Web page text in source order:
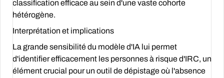
classification efficace au sein d'une vaste cohorte
hétérogène.
Interprétation et implications
La grande sensibilité du modèle d'IA lui permet
d'identifier efficacement les personnes à risque d'IRC, un
élément crucial pour un outil de dépistage où l'absence